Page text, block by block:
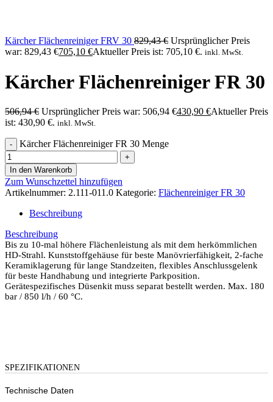
Kärcher Flächenreiniger FRV 30 829,43€ Ursprünglicher Preis
war: 829,43 €705,10 €Aktueller Preis ist: 705,10 €. inkl. MwSt.
Kärcher Flächenreiniger FR 30
506,94€ Ursprünglicher Preis war: 506,94 €430,90 €Aktueller Preis
ist: 430,90 €. inkl. MwSt.
Kärcher Flächenreiniger FR 30 Menge
In den Warenkorb
Zum Wunschzettel hinzufügen
Artikelnummer: 2.111-011.0 Kategorie: Flächenreiniger FR 30
Beschreibung
Beschreibung
Bis zu 10-mal höhere Flächenleistung als mit dem herkömmlichen
HD-Strahl. Kunststoffgehäuse für beste Manövrierfähigkeit, 2-fache
Keramiklagerung für lange Standzeiten, flexibles Anschlussgelenk
für beste Handhabung und integrierte Parkposition.
Gerätespezifisches Düsenkit muss separat bestellt werden. Max. 180
bar / 850 l/h / 60 °C.
SPEZIFIKATIONEN
Technische Daten